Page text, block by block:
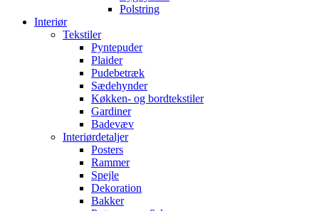
Polstring
Interiør
Tekstiler
Pyntepuder
Plaider
Pudebetræk
Sædehynder
Køkken- og bordtekstiler
Gardiner
Badevæv
Interiørdetaljer
Posters
Rammer
Spejle
Dekoration
Bakker